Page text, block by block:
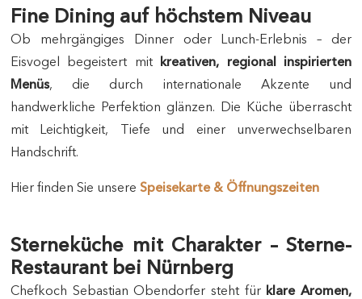
Fine Dining auf höchstem Niveau
Ob mehrgängiges Dinner oder Lunch-Erlebnis – der
Eisvogel begeistert mit kreativen, regional inspirierten
Menüs, die durch internationale Akzente und
handwerkliche Perfektion glänzen. Die Küche überrascht
mit Leichtigkeit, Tiefe und einer unverwechselbaren
Handschrift.
Hier finden Sie unsere Speisekarte & Öffnungszeiten
Sterneküche mit Charakter – Sterne-
Restaurant bei Nürnberg
Chefkoch Sebastian Obendorfer steht für klare Aromen,